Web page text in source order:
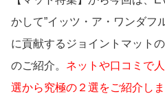
かして”イッツ・ア・ワンダフ
に貢献するジョイントマット
のご紹介。 ネットや口コミで
選から究極の２選をご紹介しま